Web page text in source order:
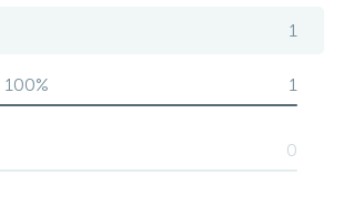
1
100% 1
0